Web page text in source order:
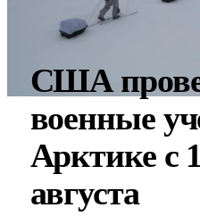
CША
военные
Арктике с
августа